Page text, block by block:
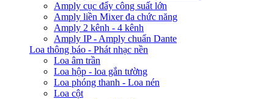
Amply cục đẩy công suất lớn
Amply liền Mixer đa chức năng
Amply 2 kênh - 4 kênh
Amply IP - Amply chuẩn Dante
Loa thông báo - Phát nhạc nền
Loa âm trần
Loa hộp - loa gắn tường
Loa phóng thanh - Loa nén
Loa cột